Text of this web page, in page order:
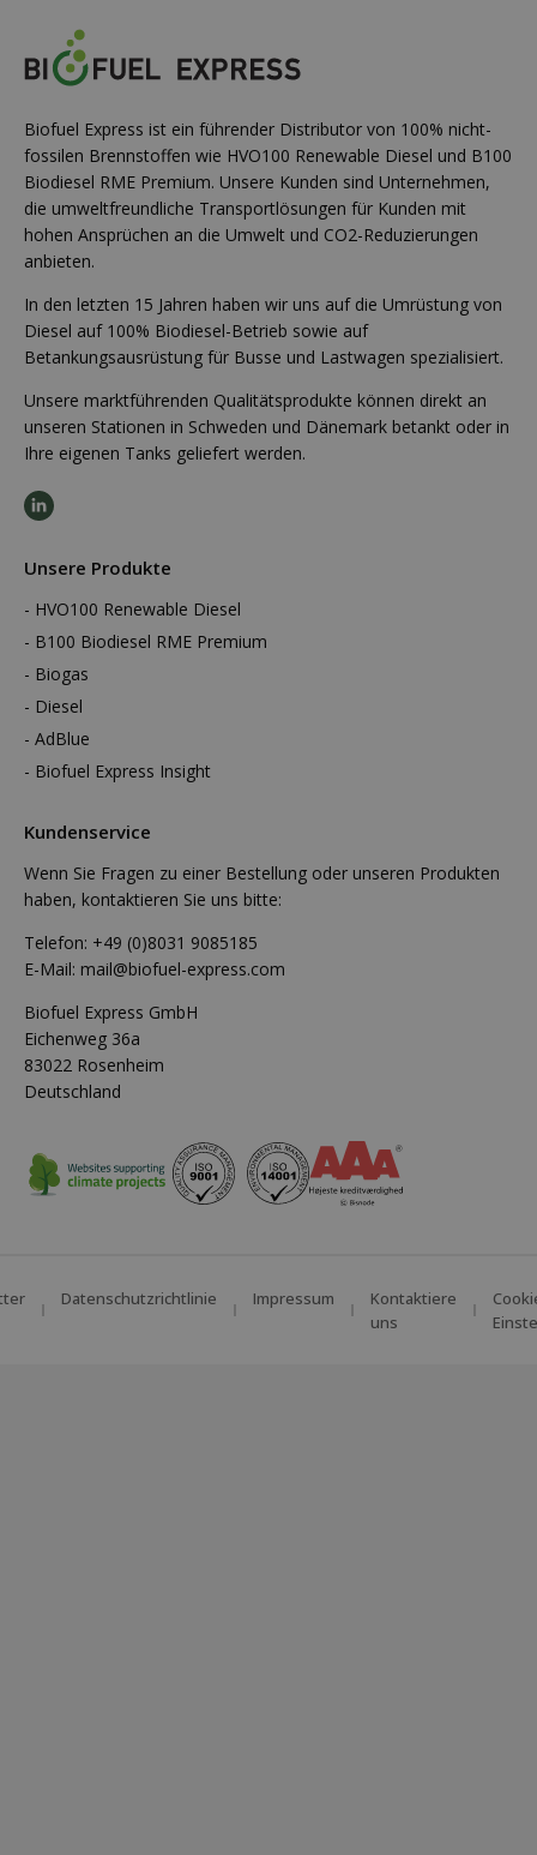
Biofuel Express ist ein führender Distributor von 100% nicht-
fossilen Brennstoffen wie HVO100 Renewable Diesel und B100
Biodiesel RME Premium. Unsere Kunden sind Unternehmen,
die umweltfreundliche Transportlösungen für Kunden mit
hohen Ansprüchen an die Umwelt und CO2-Reduzierungen
anbieten.
In den letzten 15 Jahren haben wir uns auf die Umrüstung von
Diesel auf 100% Biodiesel-Betrieb sowie auf
Betankungsausrüstung für Busse und Lastwagen spezialisiert.
Unsere marktführenden Qualitätsprodukte können direkt an
unseren Stationen in Schweden und Dänemark betankt oder in
Ihre eigenen Tanks geliefert werden.
Unsere Produkte
HVO100 Renewable Diesel
B100 Biodiesel RME Premium
Biogas
Diesel
AdBlue
Biofuel Express Insight
Kundenservice
Wenn Sie Fragen zu einer Bestellung oder unseren Produkten
haben, kontaktieren Sie uns bitte:
Telefon: +49 (0)8031 9085185
E-Mail: mail@biofuel-express.com
Biofuel Express GmbH
Eichenweg 36a
83022 Rosenheim
Deutschland
Datenschutzrichtlinie Impressum
Kontaktiere
uns